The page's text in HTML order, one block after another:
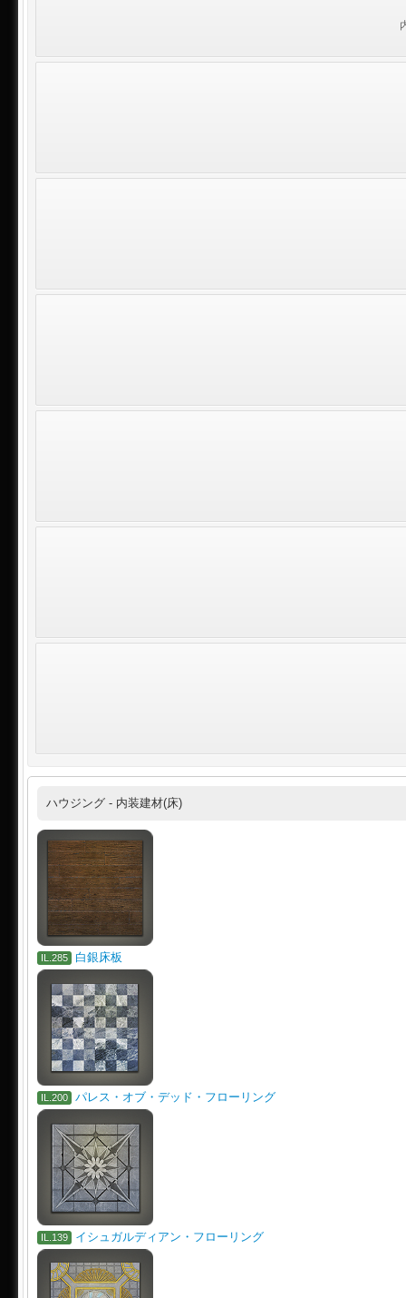
ハウジング - 内装建材(床)
IL.285 白銀床板
IL.200 パレス・オブ・デッド・フローリング
IL.139 イシュガルディアン・フローリング